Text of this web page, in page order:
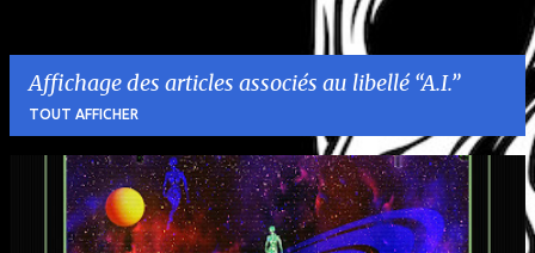
Affichage des articles associés au libellé A.I.
TOUT AFFICHER